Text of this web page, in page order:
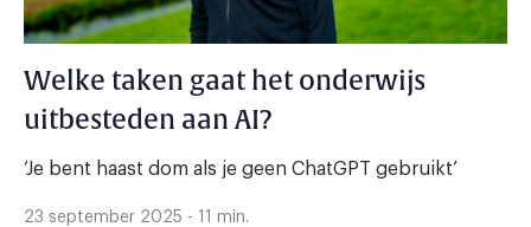
Welke taken gaat het onderwijs
uitbesteden aan AI?
‘Je bent haast dom als je geen ChatGPT gebruikt’
23 september 2025 - 11 min.